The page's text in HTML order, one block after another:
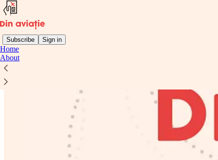
Subscribe Sign in
Home
About